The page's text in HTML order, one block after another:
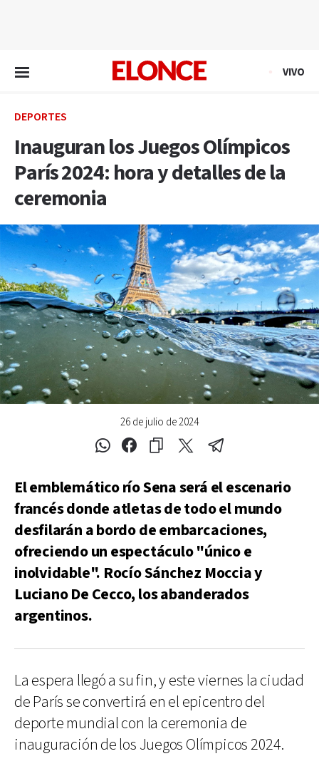
VIVO
DEPORTES
Inauguran los Juegos Olímpicos
París 2024: hora y detalles de la
ceremonia
26 de julio de 2024
El emblemático río Sena será el escenario
francés donde atletas de todo el mundo
desfilarán a bordo de embarcaciones,
ofreciendo un espectáculo "único e
inolvidable". Rocío Sánchez Moccia y
Luciano De Cecco, los abanderados
argentinos.
La espera llegó a su fin, y este viernes la ciudad
de París se convertirá en el epicentro del
deporte mundial con la ceremonia de
inauguración de los Juegos Olímpicos 2024.